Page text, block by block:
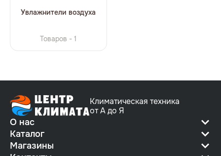
Увлажнители воздуха
Товаров - 1
Климатическая техника
от А до Я
О нас
Каталог
Магазины